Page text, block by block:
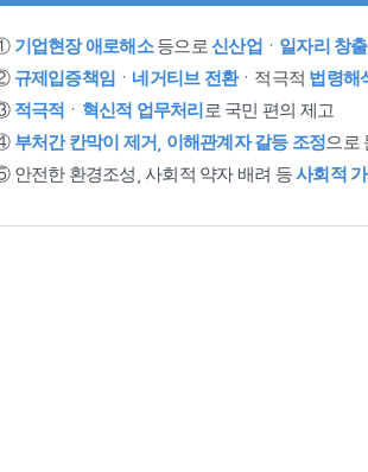
기업현장 애로해소등으로 신산업 ㆍ 일자리 창
규제입증책임 ㆍ 네거티브 전환ㆍ적극적 법령해
적극적 ㆍ 혁신적 업무처리 로 국민 편의 제고
부처간 칸막이 제거, 이해관계자 갈등 조정으로
안전한 환경조성, 사회적 약자 배려 등사회적